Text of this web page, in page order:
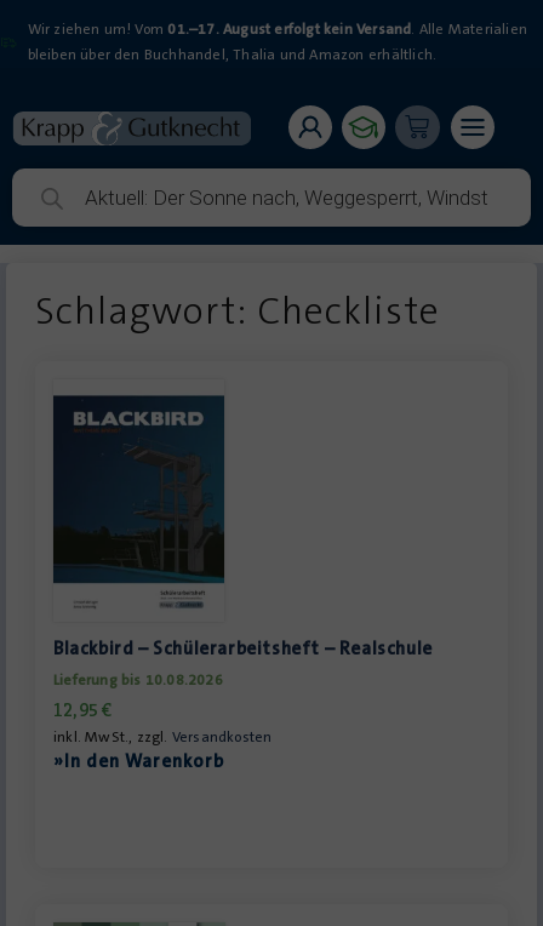
Wir ziehen um! Vom 01.–17. August erfolgt kein Versand. Alle Materialien
bleiben über den Buchhandel, Thalia und Amazon erhältlich.
Schlagwort: Checkliste
Blackbird – Schülerarbeitsheft – Realschule
Lieferung bis 10.08.2026
12,95€
inkl. MwSt., zzgl. Versandkosten
»In den Warenkorb